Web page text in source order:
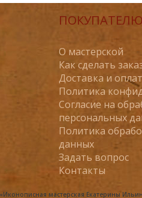
ПОКУПАТЕЛЮ
О мастерской
Как сделать
Доставка и
Политика
Согласие на
персональных
Политика
данных
Задать вопрос
Контакты
мастерская Екатерины